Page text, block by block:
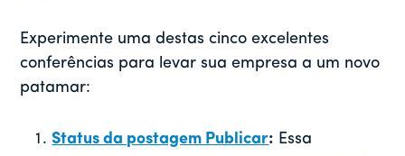
Experimente uma destas cinco excelentes
conferências para levar sua empresa a um novo
patamar:
Status da postagem Publicar: Essa